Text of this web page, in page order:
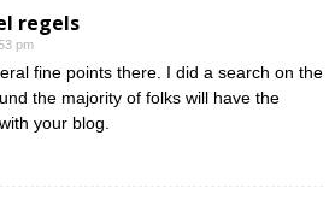
regels
pm
fine points there. I did a search on the
the majority of folks will have the
your blog.